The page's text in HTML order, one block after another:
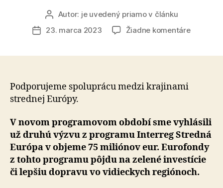
Autor
článku
Autor: je uvedený priamo v článku
Dátum
23. marca 2023 Žiadne komentárena
strednej
Európe
pôjde
75
miliónov
eur
Podporujeme spoluprácu medzi krajinami
strednej Európy.
V novom programovom období sme vyhlásili
už druhú výzvu z programu Interreg Stredná
Európa v objeme 75 miliónov eur. Eurofondy
z tohto programu pôjdu na zelené investície
či lepšiu dopravu vo vidieckych regiónoch.